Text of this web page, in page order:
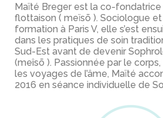
Maïté Breger est la co-
flottaison ( meïsō ). Sociologue
formation à Paris V, elle s’est
dans les pratiques de soin
Sud-Est avant de devenir
(meîsō ). Passionnée par le
les voyages de l’âme, Maïté
2016 en séance individuelle de